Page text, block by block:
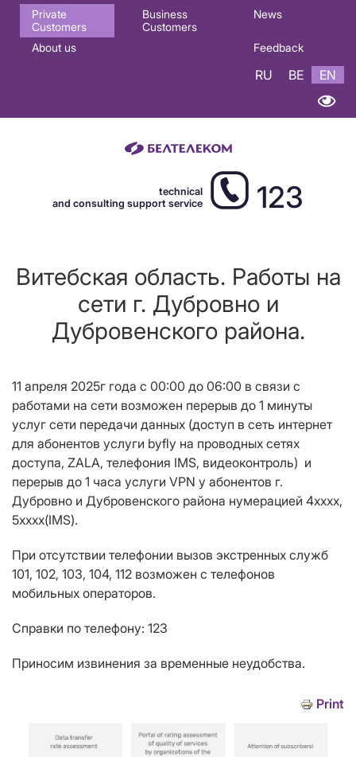
Основная
навигация
Private
Customers
Business
Customers
News
About us Feedback
RU BE EN
technical
and consulting support service
123
Витебская область. Работы на
сети г. Дубровно и
Дубровенского района.
11 апреля 2025г года c 00:00 до 06:00 в связи с
работами на сети возможен перерыв до 1 минуты
услуг сети передачи данных (доступ в сеть интернет
для абонентов услуги byfly на проводных сетях
доступа, ZALA, телефония IMS, видеоконтроль) и
перерыв до 1 часа услуги VPN у абонентов г.
Дубровно и Дубровенского района нумерацией 4хххх,
5хххх(IMS).
При отсутствии телефонии вызов экстренных служб
101, 102, 103, 104, 112 возможен с телефонов
мобильных операторов.
Справки по телефону: 123
Приносим извинения за временные неудобства.
Print